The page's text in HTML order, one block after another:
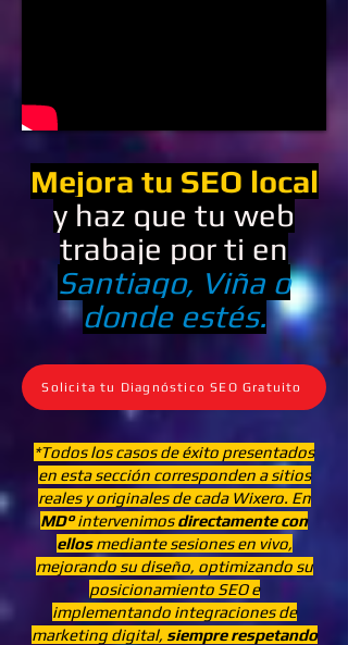
Mejora tu SEO local
y haz que tu web
trabaje por ti en
Santiago, Viña o
donde estés.
Solicita tu Diagnóstico SEO Gratuito
*Todos los casos de éxito presentados
en esta sección corresponden a sitios
reales y originales de cada Wixero. En
MD°intervenimosdirectamente con
ellosmediante sesiones en vivo,
mejorando su diseño, optimizando su
posicionamiento SEO e
implementando integraciones de
marketing digital, siempre respetando